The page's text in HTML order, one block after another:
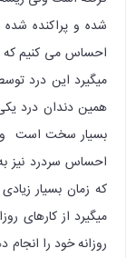
شده و پراکنده
احساس می کنیم که
میگیرد این درد
همین دندان درد
بسیار سخت است و
احساس سردرد نیز
که زمان بسیار
میگیرد از کارهای
روزانه خود را